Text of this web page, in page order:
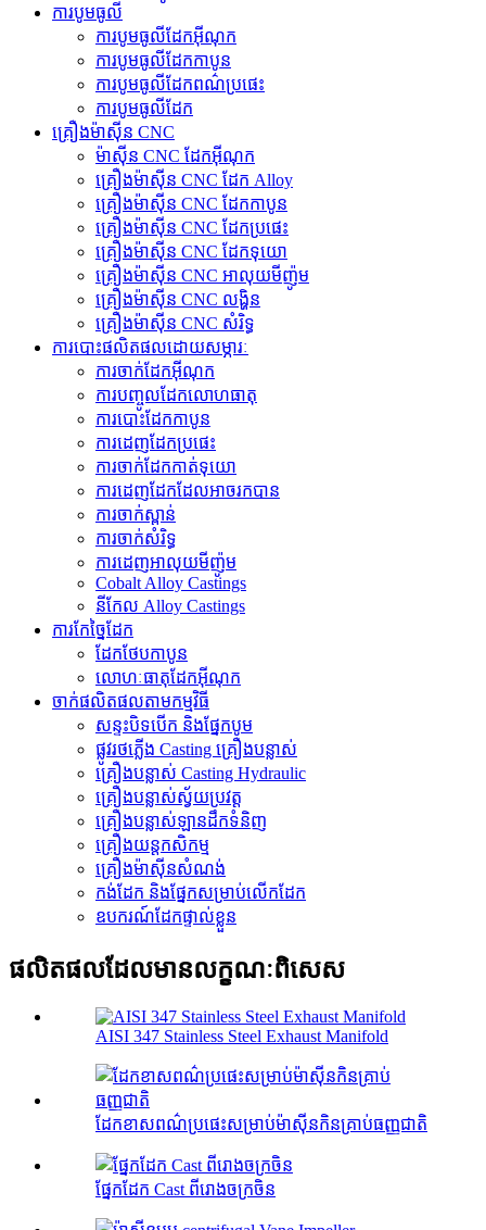
ការបូមធូលី
ការបូមធូលីដែកអ៊ីណុក
ការបូមធូលីដែកកាបូន
ការបូមធូលីដែកពណ៌ប្រផេះ
ការបូមធូលីដែក
គ្រឿងម៉ាស៊ីន CNC
ម៉ាស៊ីន CNC ដែកអ៊ីណុក
គ្រឿងម៉ាស៊ីន CNC ដែក Alloy
គ្រឿងម៉ាស៊ីន CNC ដែកកាបូន
គ្រឿងម៉ាស៊ីន CNC ដែកប្រផេះ
គ្រឿងម៉ាស៊ីន CNC ដែកទុយោ
គ្រឿងម៉ាស៊ីន CNC អាលុយមីញ៉ូម
គ្រឿងម៉ាស៊ីន CNC លង្ហិន
គ្រឿងម៉ាស៊ីន CNC សំរិទ្ធ
ការបោះផលិតផលដោយសម្ភារៈ
ការចាក់ដែកអ៊ីណុក
ការបញ្ចូលដែកលោហធាតុ
ការបោះដែកកាបូន
ការ​ដេញ​ដែក​ប្រផេះ
ការ​ចាក់​ដែក​កាត់​ទុយោ
ការ​ដេញ​ដែក​ដែល​អាច​រក​បាន​
ការចាក់ស្ពាន់
ការចាក់សំរិទ្ធ
ការ​ដេញ​អាលុយ​មីញ៉ូ​ម​
Cobalt Alloy Castings
នីកែល Alloy Castings
ការកែច្នៃដែក
ដែកថែបកាបូន
លោហៈធាតុដែកអ៊ីណុក
ចាក់ផលិតផលតាមកម្មវិធី
សន្ទះបិទបើក និងផ្នែកបូម
ផ្លូវរថភ្លើង Casting គ្រឿងបន្លាស់
គ្រឿងបន្លាស់ Casting Hydraulic
គ្រឿងបន្លាស់ស្វ័យប្រវត្ត
គ្រឿងបន្លាស់ឡានដឹកទំនិញ
គ្រឿងយន្តកសិកម្ម
គ្រឿងម៉ាស៊ីនសំណង់
កង់​ដែក និង​ផ្នែក​សម្រាប់​លើក​ដែក
ឧបករណ៍ដែកផ្ទាល់ខ្លួន
ផលិតផលដែលមានលក្ខណៈពិសេស
AISI 347 Stainless Steel Exhaust Manifold
ដែកខាសពណ៌ប្រផេះសម្រាប់ម៉ាស៊ីនកិនគ្រាប់ធញ្ញជាតិ
ផ្នែកដែក Cast ពីរោងចក្រចិន